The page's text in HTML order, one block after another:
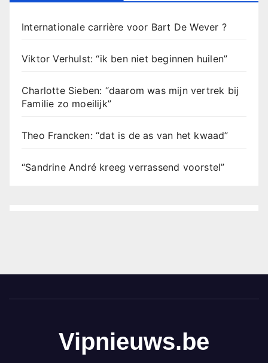
Internationale carrière voor Bart De Wever ?
Viktor Verhulst: “ik ben niet beginnen huilen”
Charlotte Sieben: “daarom was mijn vertrek bij
Familie zo moeilijk”
Theo Francken: “dat is de as van het kwaad”
“Sandrine André kreeg verrassend voorstel”
Vipnieuws.be